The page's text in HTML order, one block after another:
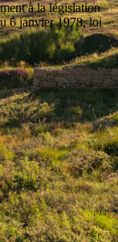
à la législation
6 janvier 1978, loi